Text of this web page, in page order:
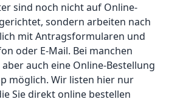
sind noch nicht auf Online-
sondern arbeiten nach
mit Antragsformularen und
oder E-Mail. Bei manchen
auch eine Online-Bestellung
möglich. Wir listen hier nur
Sie direkt online bestellen